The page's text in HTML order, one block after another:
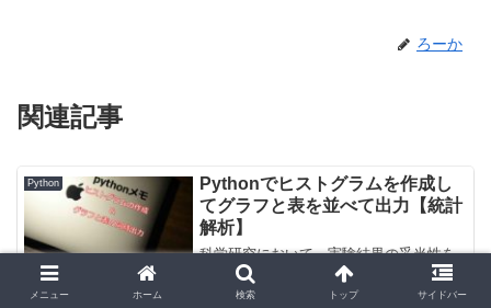
ろーか
関連記事
Python
Pythonでヒストグラムを作成し
てグラフと表を並べて出力【統計
解析】
科学研究において、実験結果の妥当性を
示すためには数字で示すことが最も説得
力があります。しかし、数字を使う上で
メニュー ホーム 検索 トップ サイドバー